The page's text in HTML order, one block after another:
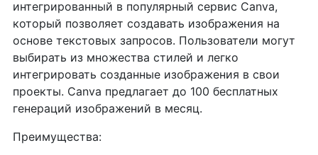
интегрированный в популярный сервис Canva,
который позволяет создавать изображения на
основе текстовых запросов. Пользователи могут
выбирать из множества стилей и легко
интегрировать созданные изображения в свои
проекты. Canva предлагает до 100 бесплатных
генераций изображений в месяц.
Преимущества: